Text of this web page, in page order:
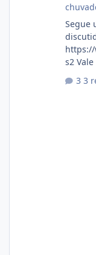
Segue
https://
s2
Não
3